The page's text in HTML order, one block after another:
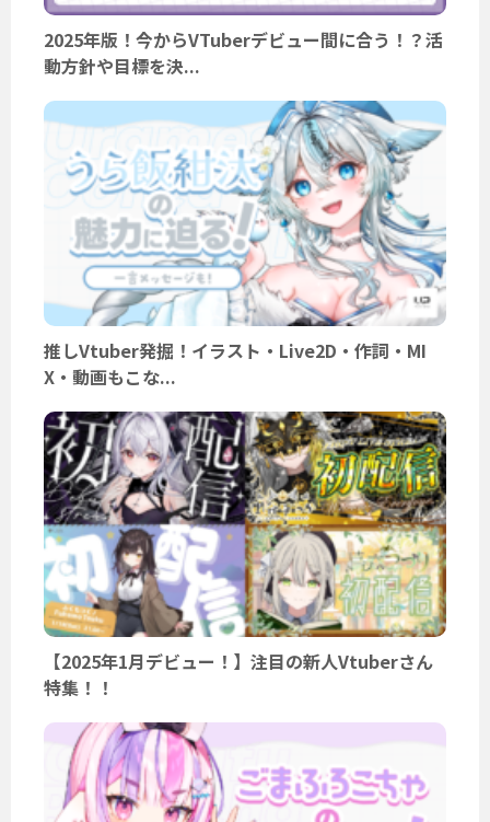
2025年版！今からVTuberデビュー間に合う！？活
動方針や目標を決...
推しVtuber発掘！イラスト・Live2D・作詞・MI
X・動画もこな...
【2025年1月デビュー！】注目の新人Vtuberさん
特集！！